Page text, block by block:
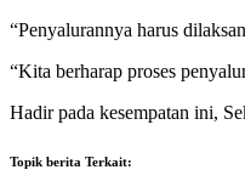
“Penyalurannya harus
“Kita berharap proses
Hadir pada kesempatan ini,
Topik berita Terkait: